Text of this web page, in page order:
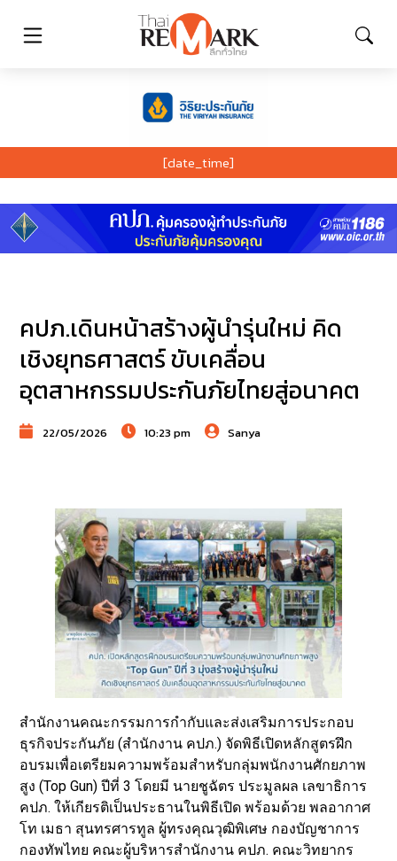
[date_time]
คปภ.เดินหน้าสร้างผู้นำรุ่นใหม่ คิด
เชิงยุทธศาสตร์ ขับเคลื่อน
อุตสาหกรรมประกันภัยไทยสู่อนาคต
22/05/2026 10:23 pm Sanya
สำนักงานคณะกรรมการกำกับและส่งเสริมการประกอบ
ธุรกิจประกันภัย (สำนักงาน คปภ.) จัดพิธีเปิดหลักสูตรฝึก
อบรมเพื่อเตรียมความพร้อมสำหรับกลุ่มพนักงานศักยภาพ
สูง (Top Gun) ปีที่ 3 โดยมี นายชูฉัตร ประมูลผล เลขาธิการ
คปภ. ให้เกียรติเป็นประธานในพิธีเปิด พร้อมด้วย พลอากาศ
โท เมธา สุนทรศารทูล ผู้ทรงคุณวุฒิพิเศษ กองบัญชาการ
กองทัพไทย คณะผู้บริหารสำนักงาน คปภ. คณะวิทยากร